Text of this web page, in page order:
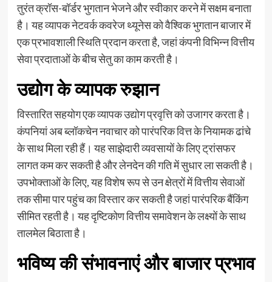
तुरंत क्रॉस-बॉर्डर भुगतान भेजने और स्वीकार करने में सक्षम बनाता
है। यह व्यापक नेटवर्क कवरेज थ्यूनेस को वैश्विक भुगतान बाजार में
एक प्रभावशाली स्थिति प्रदान करता है, जहां कंपनी विभिन्न वित्तीय
सेवा प्रदाताओं के बीच सेतु का काम करती है।
उद्योग के व्यापक रुझान
विस्तारित सहयोग एक व्यापक उद्योग प्रवृत्ति को उजागर करता है।
कंपनियां अब ब्लॉकचेन नवाचार को पारंपरिक वित्त के नियामक ढांचे
के साथ मिला रही हैं। यह साझेदारी व्यवसायों के लिए ट्रांसफर
लागत कम कर सकती है और लेनदेन की गति में सुधार ला सकती है।
उपभोक्ताओं के लिए, यह विशेष रूप से उन क्षेत्रों में वित्तीय सेवाओं
तक सीमा पार पहुंच का विस्तार कर सकती है जहां पारंपरिक बैंकिंग
सीमित रहती है। यह दृष्टिकोण वित्तीय समावेशन के लक्ष्यों के साथ
तालमेल बिठाता है।
भविष्य की संभावनाएं और बाजार प्रभाव